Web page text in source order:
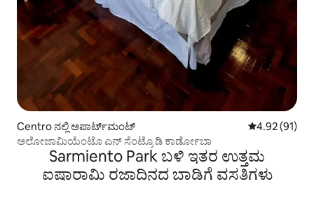
Centro ನಲ್ಲಿ ಅಪಾರ್ಟ್‌ಮಂಟ್ 5 ರಲ್ಲಿ 4.92
4.92 (91)
ಅಲೋಜಾಮಿಯೆಂಟೊ ಎನ್ ಸೆಂಟ್ರೊ ಡಿ ಕಾರ್ಡೋಬಾ
Sarmiento Park ಬಳಿ ಇತರ ಉತ್ತಮ
ಐಷಾರಾಮಿ ರಜಾದಿನದ ಬಾಡಿಗೆ ವಸತಿಗಳು